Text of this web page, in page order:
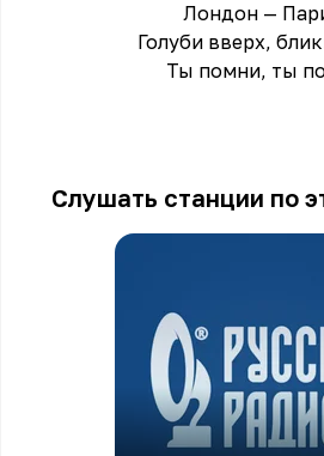
Лондон —
Голуби вверх,
Ты помни, ты
Слушать станции по